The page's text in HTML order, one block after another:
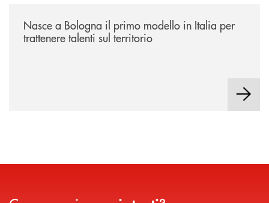
Nasce a Bologna il primo modello in Italia per
trattenere talenti sul territorio